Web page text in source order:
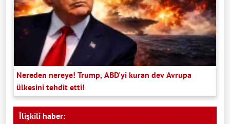
Nereden nereye! Trump, ABD'yi kuran dev Avrupa
ülkesini tehdit etti!
İlişkili haber: